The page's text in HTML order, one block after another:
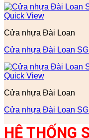
Quick View
Cửa nhựa Đài Loan
Cửa nhựa Đài Loan
Quick View
Cửa nhựa Đài Loan
Cửa nhựa Đài Loan
HỆ THỐNG